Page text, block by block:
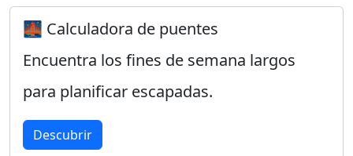
🌉 Calculadora de puentes
Encuentra los fines de semana largos
para planificar escapadas.
Descubrir